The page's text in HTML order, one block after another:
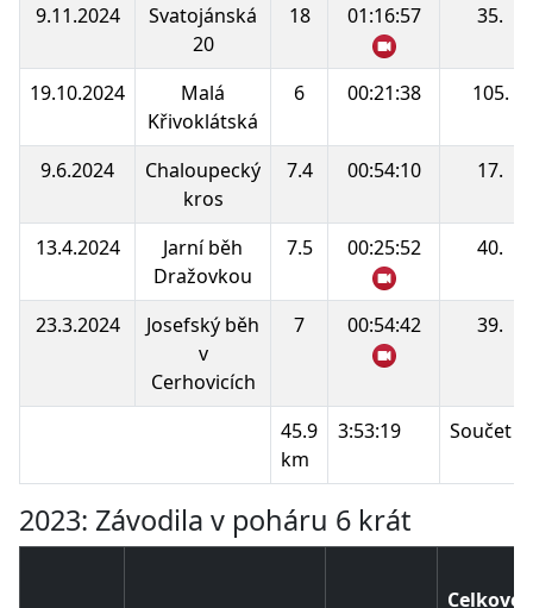
9.11.2024
Svatojánská
20
18 01:16:57 35.
19.10.2024
Malá
Křivoklátská
6 00:21:38 105.
9.6.2024
Chaloupecký
kros
7.4 00:54:10 17.
13.4.2024
Jarní běh
Dražovkou
7.5 00:25:52 40.
23.3.2024
Josefský běh
v
Cerhovicích
7 00:54:42 39.
45.9
km
3:53:19 Součet
2023: Závodila v poháru 6 krát
Celkové